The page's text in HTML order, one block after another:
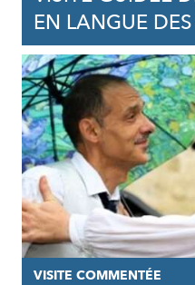
EN LANGUE
VISITE COMMENTÉE